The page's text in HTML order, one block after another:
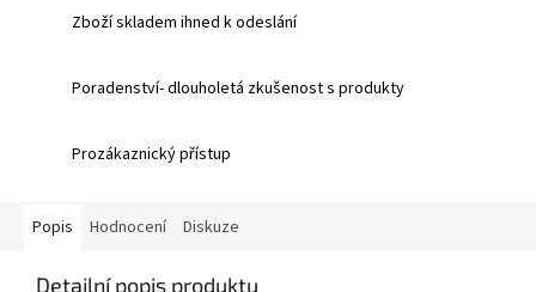
Zboží skladem ihned k odeslání
Poradenství- dlouholetá zkušenost s produkty
Prozákaznický přístup
Popis Hodnocení Diskuze
Detailní popis produktu